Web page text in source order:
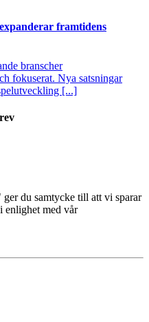
framtidens
branscher
fokuserat. Nya satsningar
[...]
du samtycke till att vi sparar
enlighet med vår